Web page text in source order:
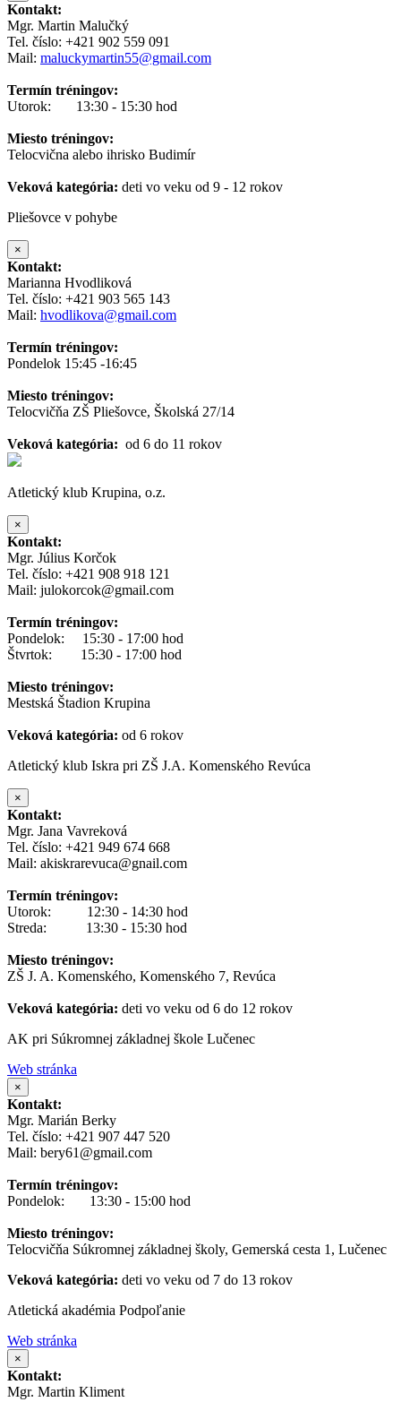
Kontakt:
Mgr. Martin Malučký
Tel. číslo: +421 902 559 091
Mail: maluckymartin55@gmail.com
Termín tréningov:
Utorok: 13:30 - 15:30 hod
Miesto tréningov:
Telocvična alebo ihrisko Budimír
Veková kategória: deti vo veku od 9 - 12 rokov
Pliešovce v pohybe
×
Kontakt:
Marianna Hvodliková
Tel. číslo: +421 903 565 143
Mail: hvodlikova@gmail.com
Termín tréningov:
Pondelok 15:45 -16:45
Miesto tréningov:
Telocvičňa ZŠ Pliešovce, Školská 27/14
Veková kategória: od 6 do 11 rokov
Atletický klub Krupina, o.z.
×
Kontakt:
Mgr. Július Korčok
Tel. číslo: +421 908 918 121
Mail: julokorcok@gmail.com
Termín tréningov:
Pondelok: 15:30 - 17:00 hod
Štvrtok: 15:30 - 17:00 hod
Miesto tréningov:
Mestská Štadion Krupina
Veková kategória: od 6 rokov
Atletický klub Iskra pri ZŠ J.A. Komenského Revúca
×
Kontakt:
Mgr. Jana Vavreková
Tel. číslo: +421 949 674 668
Mail: akiskrarevuca@gnail.com
Termín tréningov:
Utorok: 12:30 - 14:30 hod
Streda: 13:30 - 15:30 hod
Miesto tréningov:
ZŠ J. A. Komenského, Komenského 7, Revúca
Veková kategória: deti vo veku od 6 do 12 rokov
AK pri Súkromnej základnej škole Lučenec
Web stránka
×
Kontakt:
Mgr. Marián Berky
Tel. číslo: +421 907 447 520
Mail: bery61@gmail.com
Termín tréningov:
Pondelok: 13:30 - 15:00 hod
Miesto tréningov:
Telocvičňa Súkromnej základnej školy, Gemerská cesta 1, Lučenec
Veková kategória: deti vo veku od 7 do 13 rokov
Atletická akadémia Podpoľanie
Web stránka
×
Kontakt:
Mgr. Martin Kliment